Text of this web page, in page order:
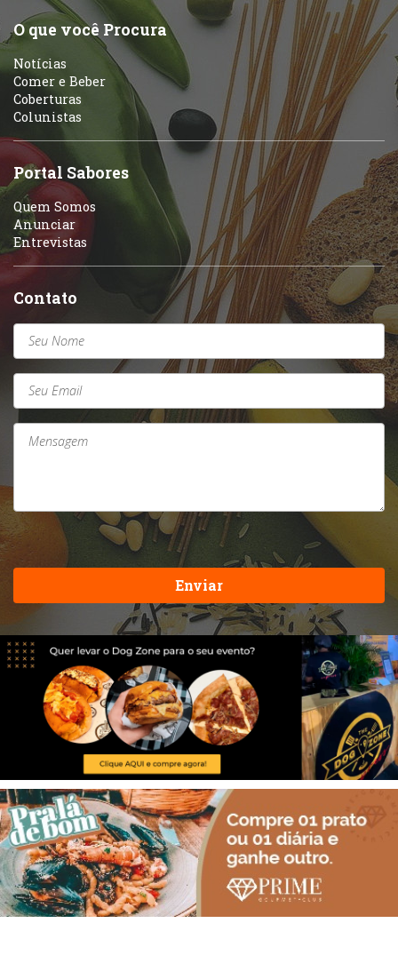
Portuguesa
Self-service
Sobremesas e sorvetes
Sobremesas e sorvetes
Variados
O que você Procura
Notícias
Comer e Beber
Coberturas
Colunistas
Portal Sabores
Quem Somos
Anunciar
Entrevistas
Contato
Enviar